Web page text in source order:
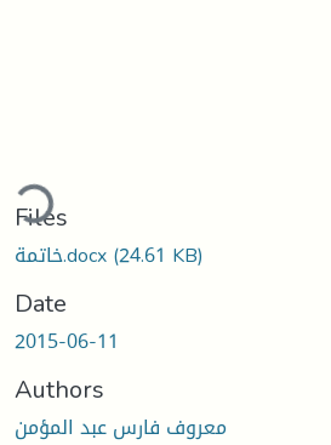
Files
خاتمة.docx(24.61 KB)
Date
2015-06-11
Authors
معروف فارس عبد المؤمن